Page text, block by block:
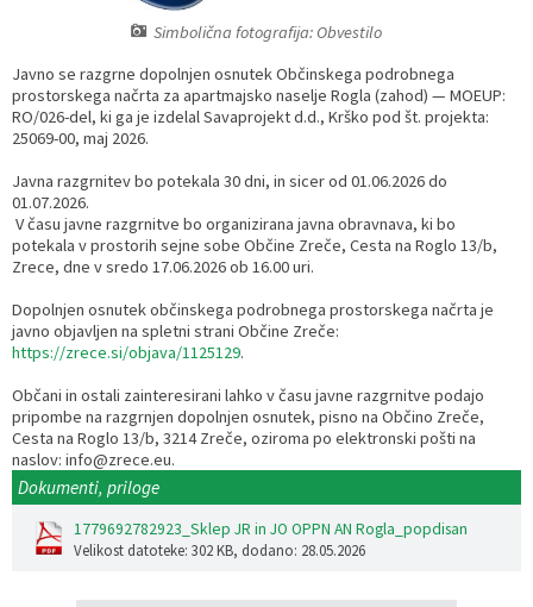
Simbolična fotografija: Obvestilo
Javno se razgrne dopolnjen osnutek Občinskega podrobnega
prostorskega načrta za apartmajsko naselje Rogla (zahod) — MOEUP:
RO/026-del, ki ga je izdelal Savaprojekt d.d., Krško pod št. projekta:
25069-00, maj 2026.
Javna razgrnitev bo potekala 30 dni, in sicer od 01.06.2026 do
01.07.2026.
V času javne razgrnitve bo organizirana javna obravnava, ki bo
potekala v prostorih sejne sobe Občine Zreče, Cesta na Roglo 13/b,
Zrece, dne v sredo 17.06.2026 ob 16.00 uri.
Dopolnjen osnutek občinskega podrobnega prostorskega načrta je
javno objavljen na spletni strani Občine Zreče:
https://zrece.si/objava/1125129.
Občani in ostali zainteresirani lahko v času javne razgrnitve podajo
pripombe na razgrnjen dopolnjen osnutek, pisno na Občino Zreče,
Cesta na Roglo 13/b, 3214 Zreče, oziroma po elektronski pošti na
naslov: info@zrece.eu.
Dokumenti, priloge
1779692782923_Sklep JR in JO OPPN AN Rogla_popdisan
Velikost datoteke: 302 KB, dodano: 28.05.2026
Razvojni programi
Kronologija občine
Fotogalerija
Vizitka
Predstavniki občine v svetih zavodov
Prijave in pobude
Splošni akti občine
Informacije javnega značaja
Lokalne volitve
Varuhov kotiček
Delovni čas zdravnikov
Društva
Lokacije defibrilatorjev